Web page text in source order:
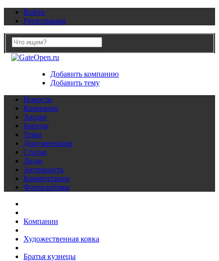
Войти
Регистрация
Добавить компанию
Добавить тему
Новости
Компании
Акции
Бренды
Темы
Документация
Статьи
Люди
Активность
Комментарии
Фотоальбомы
Компании
Художественная ковка
Братья кузнецы